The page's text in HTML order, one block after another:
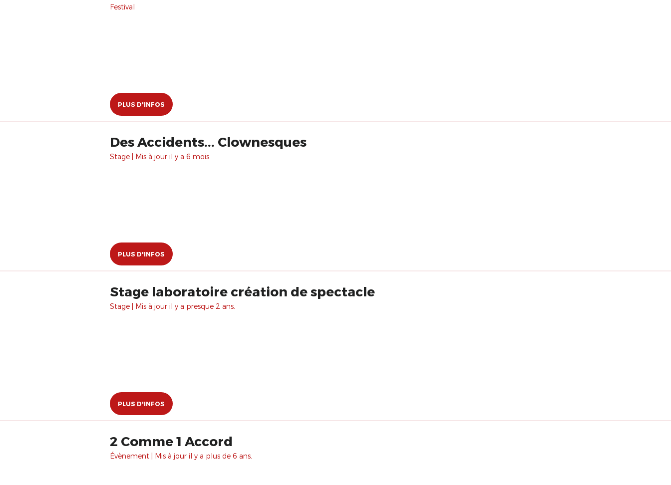
Festival
PLUS D'INFOS
Des Accidents... Clownesques
Stage | Mis à jour il y a 6 mois.
PLUS D'INFOS
Stage laboratoire création de spectacle
Stage | Mis à jour il y a presque 2 ans.
PLUS D'INFOS
2 Comme 1 Accord
Évènement | Mis à jour il y a plus de 6 ans.